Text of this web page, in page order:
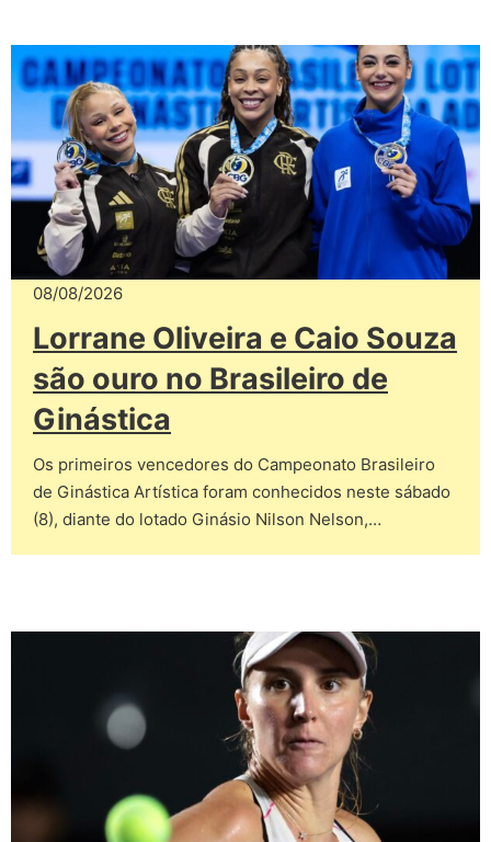
08/08/2026
Lorrane Oliveira e Caio Souza
são ouro no Brasileiro de
Ginástica
Os primeiros vencedores do Campeonato Brasileiro
de Ginástica Artística foram conhecidos neste sábado
(8), diante do lotado Ginásio Nilson Nelson,…